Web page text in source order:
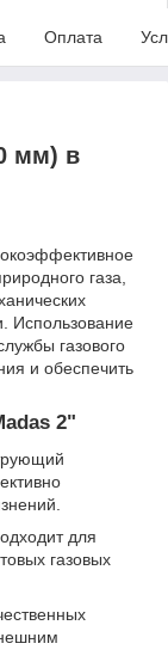
Оплата
мм) в
газа,
Использование
газового
и обеспечить
2"
для
газовых